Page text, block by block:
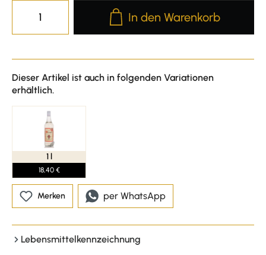
Produkt Anzahl: Gib den
In den Warenkorb
Dieser Artikel ist auch in folgenden Variationen
erhältlich.
1 l
18,40 €
Merken per WhatsApp
Lebensmittelkennzeichnung